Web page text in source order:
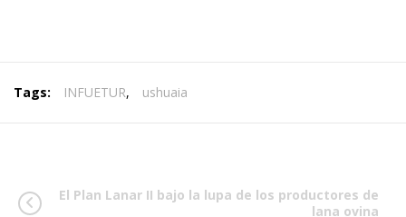
Tags: INFUETUR, ushuaia
El Plan Lanar II bajo la lupa de los productores de
lana ovina